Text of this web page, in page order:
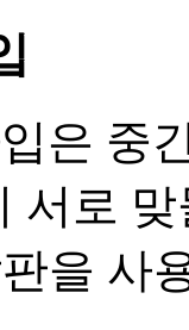
은 중
서로
을 사